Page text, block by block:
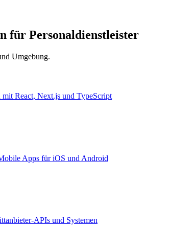
für Personaldienstleister
Umgebung.
React, Next.js und TypeScript
Apps für iOS und Android
APIs und Systemen